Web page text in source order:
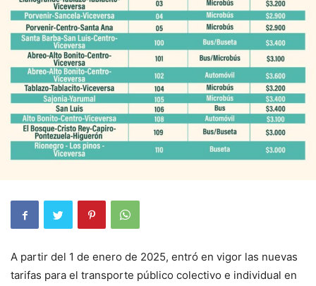
A partir del 1 de enero de 2025, entró en vigor las nuevas
tarifas para el transporte público colectivo e individual en